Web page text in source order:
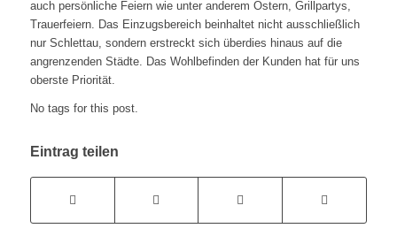
auch persönliche Feiern wie unter anderem Ostern, Grillpartys,
Trauerfeiern. Das Einzugsbereich beinhaltet nicht ausschließlich
nur Schlettau, sondern erstreckt sich überdies hinaus auf die
angrenzenden Städte. Das Wohlbefinden der Kunden hat für uns
oberste Priorität.
No tags for this post.
Eintrag teilen